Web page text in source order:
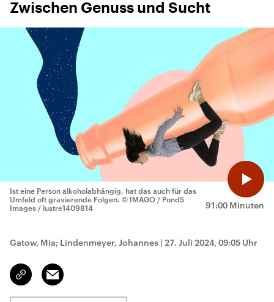
Zwischen Genuss und Sucht
91:00 Minuten
Ist eine Person alkoholabhängig, hat das auch für das
Umfeld oft gravierende Folgen. © IMAGO / Pond5
Images / lustre1409814
Gatow, Mia; Lindenmeyer, Johannes | 27. Juli 2024, 09:05 Uhr
Link
kopieren/teilen
Email